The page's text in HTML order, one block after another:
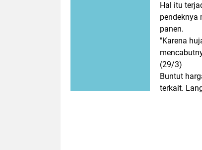
Hal itu
pendeknya
panen.
"Karena
(29/3)
Buntut
terkait.